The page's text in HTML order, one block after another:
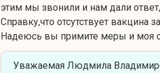
этим мы звонили и нам дали
Справку,что отсутствует вакцина
Надеюсь вы примите меры и моя
Уважаемая Людмила